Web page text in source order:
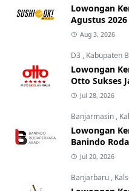
Lowongan
Agustus 2026
Aug 3, 2026
D3 , Kabupaten
Lowongan
Otto Sukses
Jul 28, 2026
Banjarmasin ,
Lowongan
Banindo
Jul 20, 2026
Banjarbaru ,